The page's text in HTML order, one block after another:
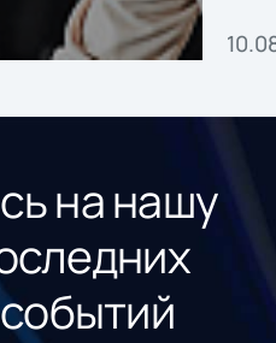
на нашу